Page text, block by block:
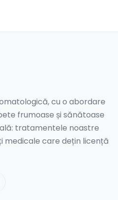
cu o abordare
frumoase și sănătoase
tratamentele noastre
medicale care dețin licență